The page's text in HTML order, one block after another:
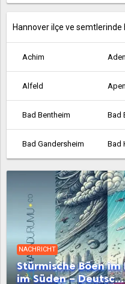
Hannover ilçe ve semtlerinde
Achim
Alfeld Apen
Bad Bentheim Bad
Bad Gandersheim Bad
Bad Lauterberg
Bad Pyrmont Bad
Barsinghausen
Belm
NACHRICHT
Stürmische Böen
im Süden – Deutsc...